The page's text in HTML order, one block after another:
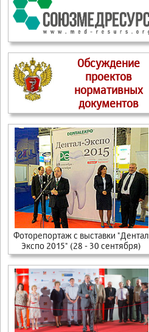
Обсуждение
проектов
нормативных
документов
Фоторепортаж с выставки "Дентал
Экспо 2015" (28 - 30 сентября)